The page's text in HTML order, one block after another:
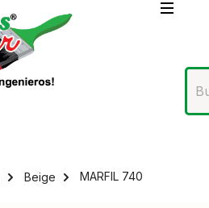
Beige MARFIL 740